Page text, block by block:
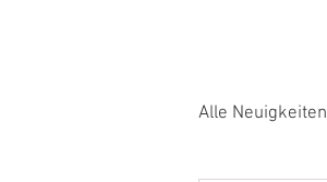
Alle Neuigkeiten